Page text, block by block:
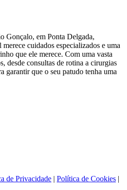
Gonçalo, em Ponta Delgada,
cuidados especializados e uma
que ele merece. Com uma vasta
desde consultas de rotina a cirurgias
garantir que o seu patudo tenha uma
de Privacidade | Política de Cookies |